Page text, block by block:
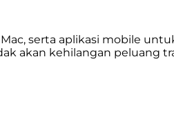
serta aplikasi mobile
akan kehilangan peluang